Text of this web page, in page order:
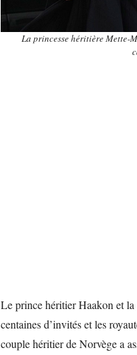
La princesse héritière Mette-
Le prince héritier Haakon et
centaines d’invités et les
couple héritier de Norvège a